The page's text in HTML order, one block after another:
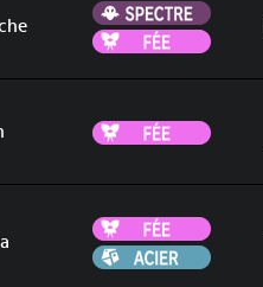
Spectre
Fée
Fée
Fée
Acier